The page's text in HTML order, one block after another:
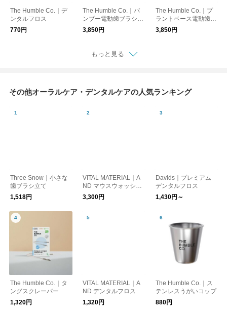
The Humble Co.｜デ
ンタルフロス
770円
The Humble Co.｜バ
ンブー電動歯ブラシ用
替えブラシ（Phillips
Sonicare®互換性ブラ
3,850円
The Humble Co.｜プ
ラントベース電動歯ブ
ラシ用替えブラシ（Or
al-B®互換性ブラシ）
3,850円
もっと見る
その他オーラルケア・デンタルケアの人気ランキング
Three Snow｜小さな
歯ブラシ立て
1,518円
VITAL MATERIAL｜A
ND マウスウォッシュ
ハーブミント
3,300円
Davids｜プレミアム
デンタルフロス
1,430円～
The Humble Co.｜タ
ングスクレーパー
1,320円
VITAL MATERIAL｜A
ND デンタルフロス
1,320円
The Humble Co.｜ス
テンレスうがいコップ
880円